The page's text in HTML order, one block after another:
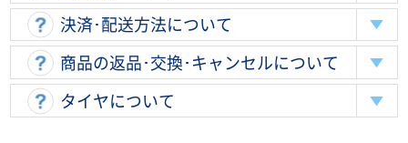
決済･配送方法について
商品の返品･交換･キャンセルについて
タイヤについて